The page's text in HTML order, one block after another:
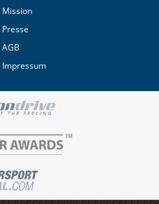
Mission
Presse
AGB
Impressum